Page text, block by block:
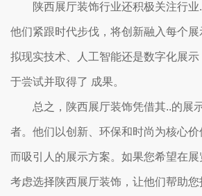
陕西展厅装饰行业还积极关注行业
他们紧跟时代步伐，将创新融入每个
拟现实技术、人工智能还是数字化展
于尝试并取得了 成果。
总之，陕西展厅装饰凭借其..的展
者。他们以创新、环保和时尚为核心
而吸引人的展示方案。如果您希望在
考虑选择陕西展厅装饰，让他们帮助